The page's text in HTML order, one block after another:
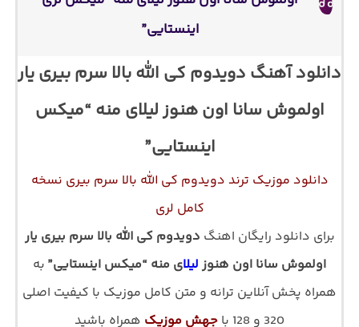
اینستایی”
دانلود آهنگ دویدوم کی الله بالا سرم بیری یار
اولموش سانا اون هنوز لیلای منه “میکس
اینستایی”
دانلود موزیک ترند دویدوم کی الله بالا سرم بیری نسخه
کامل لری
برای دانلود رایگان اهنگ دویدوم کی الله بالا سرم بیری یار
اولموش سانا اون هنوز لیلای منه “میکس اینستایی” به
همراه پخش آنلاین ترانه و متن کامل موزیک با کیفیت اصلی
320 و 128 با
جهش موزیک همراه باشید